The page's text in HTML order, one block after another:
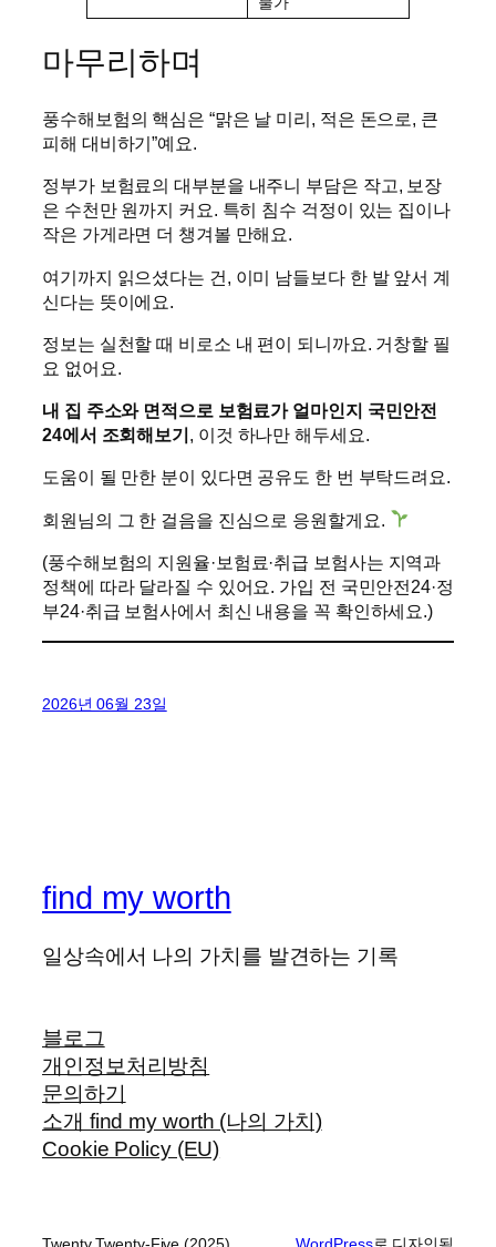
마무리하며
풍수해보험의 핵심은 “맑은 날 미리, 적은 돈으로, 큰
피해 대비하기”예요.
정부가 보험료의 대부분을 내주니 부담은 작고, 보장
은 수천만 원까지 커요. 특히 침수 걱정이 있는 집이나
작은 가게라면 더 챙겨볼 만해요.
여기까지 읽으셨다는 건, 이미 남들보다 한 발 앞서 계
신다는 뜻이에요.
정보는 실천할 때 비로소 내 편이 되니까요. 거창할 필
요 없어요.
내 집 주소와 면적으로 보험료가 얼마인지 국민안전
24에서 조회해보기, 이것 하나만 해두세요.
도움이 될 만한 분이 있다면 공유도 한 번 부탁드려요.
회원님의 그 한 걸음을 진심으로 응원할게요.
(풍수해보험의 지원율·보험료·취급 보험사는 지역과
정책에 따라 달라질 수 있어요. 가입 전 국민안전24·정
부24·취급 보험사에서 최신 내용을 꼭 확인하세요.)
2026년 06월 23일
find my worth
일상속에서 나의 가치를 발견하는 기록
블로그
개인정보처리방침
문의하기
소개 find my worth (나의 가치)
Cookie Policy (EU)
Twenty Twenty-Five (2025) WordPress로 디자인됨